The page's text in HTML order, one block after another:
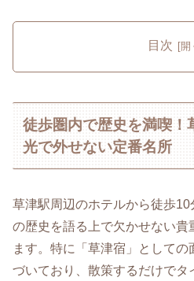
目次
徒歩圏内で歴史を満喫！
光で外せない定番名所
草津駅周辺のホテルから徒歩
の歴史を語る上で欠かせない貴
ます。特に「草津宿」として
づいており、散策するだけで